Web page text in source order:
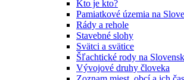
Kto je kto?
Pamiatkové územia na
Rády a rehole
Stavebné slohy
Svätci a svätice
Šľachtické rody na
Vývojové druhy človeka